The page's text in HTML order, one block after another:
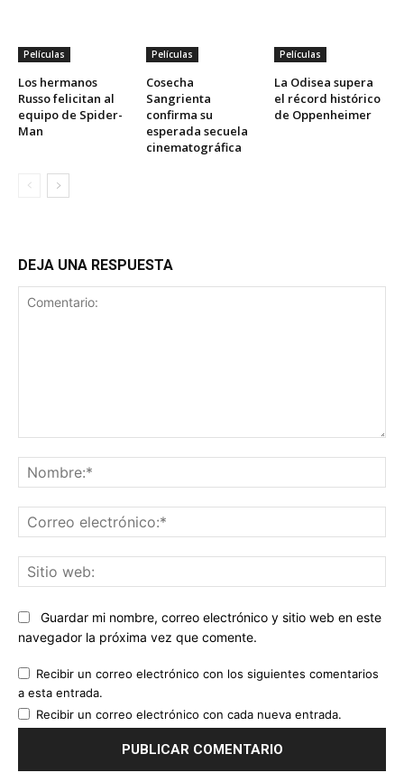
Películas
Los hermanos
Russo felicitan al
equipo de Spider-
Man
Películas
Cosecha
Sangrienta
confirma su
esperada secuela
cinematográfica
Películas
La Odisea supera
el récord histórico
de Oppenheimer
DEJA UNA RESPUESTA
Guardar mi nombre, correo electrónico y sitio web en este
navegador la próxima vez que comente.
Recibir un correo electrónico con los siguientes comentarios
a esta entrada.
Recibir un correo electrónico con cada nueva entrada.